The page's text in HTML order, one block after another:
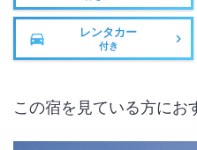
レンタカー
付き
この宿を見ている方にお